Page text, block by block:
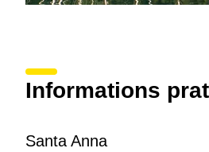
Informations
Santa Anna